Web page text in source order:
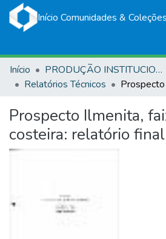
Início Comunidades & Coleções
Início
PRODUÇÃO INSTITUCIONAL
Relatórios Técnicos
Prospecto Ilmenita,
costeira: relatório final